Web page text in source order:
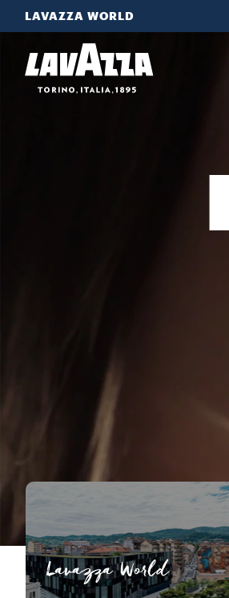
LAVAZZA WORLD
Lavazza World